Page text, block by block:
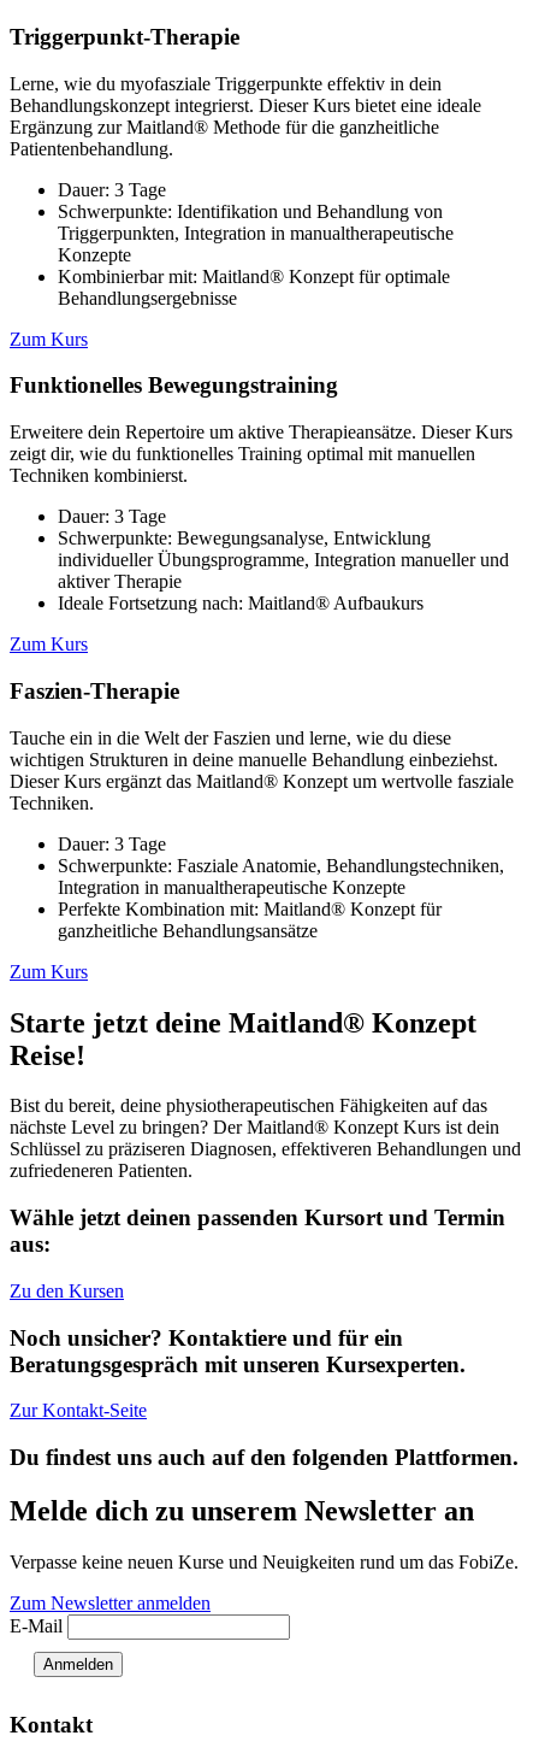
Triggerpunkt-Therapie
Lerne, wie du myofasziale Triggerpunkte effektiv in dein
Behandlungskonzept integrierst. Dieser Kurs bietet eine ideale
Ergänzung zur Maitland® Methode für die ganzheitliche
Patientenbehandlung.
Dauer: 3 Tage
Schwerpunkte: Identifikation und Behandlung von
Triggerpunkten, Integration in manualtherapeutische
Konzepte
Kombinierbar mit: Maitland® Konzept für optimale
Behandlungsergebnisse
Zum Kurs
Funktionelles Bewegungstraining
Erweitere dein Repertoire um aktive Therapieansätze. Dieser Kurs
zeigt dir, wie du funktionelles Training optimal mit manuellen
Techniken kombinierst.
Dauer: 3 Tage
Schwerpunkte: Bewegungsanalyse, Entwicklung
individueller Übungsprogramme, Integration manueller und
aktiver Therapie
Ideale Fortsetzung nach: Maitland® Aufbaukurs
Zum Kurs
Faszien-Therapie
Tauche ein in die Welt der Faszien und lerne, wie du diese
wichtigen Strukturen in deine manuelle Behandlung einbeziehst.
Dieser Kurs ergänzt das Maitland® Konzept um wertvolle fasziale
Techniken.
Dauer: 3 Tage
Schwerpunkte: Fasziale Anatomie, Behandlungstechniken,
Integration in manualtherapeutische Konzepte
Perfekte Kombination mit: Maitland® Konzept für
ganzheitliche Behandlungsansätze
Zum Kurs
Starte jetzt deine Maitland® Konzept
Reise!
Bist du bereit, deine physiotherapeutischen Fähigkeiten auf das
nächste Level zu bringen? Der Maitland® Konzept Kurs ist dein
Schlüssel zu präziseren Diagnosen, effektiveren Behandlungen und
zufriedeneren Patienten.
Wähle jetzt deinen passenden Kursort und Termin
aus:
Zu den Kursen
Noch unsicher? Kontaktiere und für ein
Beratungsgespräch mit unseren Kursexperten.
Zur Kontakt-Seite
Du findest uns auch auf den folgenden Plattformen.
Melde dich zu unserem Newsletter an
Verpasse keine neuen Kurse und Neuigkeiten rund um das FobiZe.
Zum Newsletter anmelden
E-Mail
Anmelden
Kontakt